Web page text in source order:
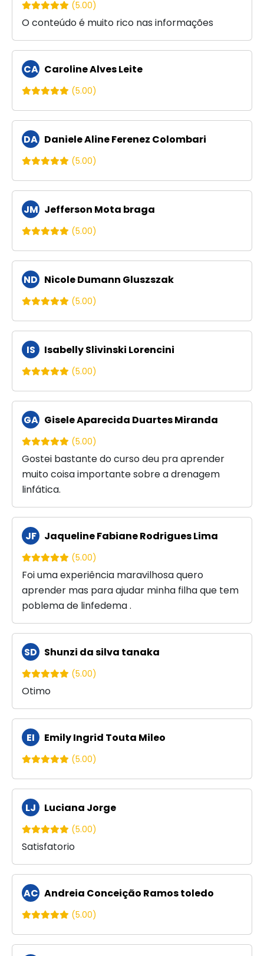
(5.00)
O conteúdo é muito rico nas informações
CA Caroline Alves Leite
(5.00)
DA Daniele Aline Ferenez Colombari
(5.00)
JM Jefferson Mota braga
(5.00)
ND Nicole Dumann Gluszszak
(5.00)
IS Isabelly Slivinski Lorencini
(5.00)
GA Gisele Aparecida Duartes Miranda
(5.00)
Gostei bastante do curso deu pra aprender
muito coisa importante sobre a drenagem
linfática.
JF Jaqueline Fabiane Rodrigues Lima
(5.00)
Foi uma experiência maravilhosa quero
aprender mas para ajudar minha filha que tem
poblema de linfedema .
SD Shunzi da silva tanaka
(5.00)
Otimo
EI Emily Ingrid Touta Mileo
(5.00)
LJ Luciana Jorge
(5.00)
Satisfatorio
AC Andreia Conceição Ramos toledo
(5.00)